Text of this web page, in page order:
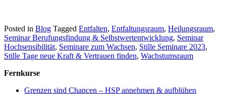
Posted in Blog Tagged Entfalten, Entfaltungsraum, Heilungsraum,
Seminar Berufungsfindung & Selbstwertentwicklung, Seminar
Hochsensibilität, Seminare zum Wachsen, Stille Seminare 2023,
Stille Tage neue Kraft & Vertrauen finden, Wachstumsraum
Fernkurse
Grenzen sind Chancen – HSP annehmen & aufblühen